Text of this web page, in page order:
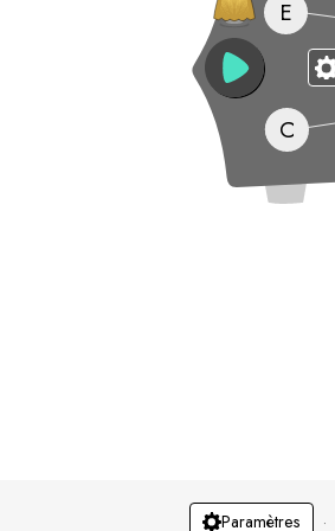
C
E
Paramètres ·